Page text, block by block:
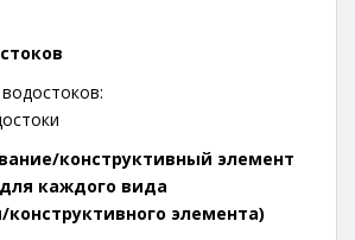
конструктивный элемент
каждого вида
элемента)